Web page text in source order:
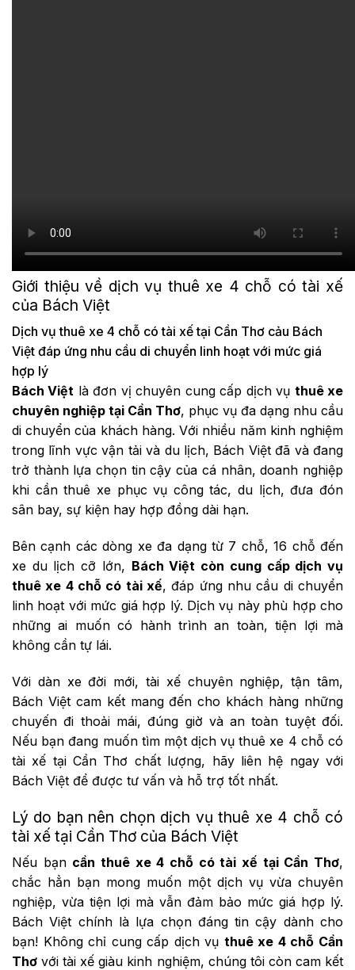
Giới thiệu về dịch vụ thuê xe 4 chỗ có tài xế
của Bách Việt
Dịch vụ thuê xe 4 chỗ có tài xế tại Cần Thơ cảu Bách
Việt đáp ứng nhu cầu di chuyển linh hoạt với mức giá
hợp lý
Bách Việt là đơn vị chuyên cung cấp dịch vụ thuê xe
chuyên nghiệp tại Cần Thơ, phục vụ đa dạng nhu cầu
di chuyển của khách hàng. Với nhiều năm kinh nghiệm
trong lĩnh vực vận tải và du lịch, Bách Việt đã và đang
trở thành lựa chọn tin cậy của cá nhân, doanh nghiệp
khi cần thuê xe phục vụ công tác, du lịch, đưa đón
sân bay, sự kiện hay hợp đồng dài hạn.
Bên cạnh các dòng xe đa dạng từ 7 chỗ, 16 chỗ đến
xe du lịch cỡ lớn, Bách Việt còn cung cấp dịch vụ
thuê xe 4 chỗ có tài xế, đáp ứng nhu cầu di chuyển
linh hoạt với mức giá hợp lý. Dịch vụ này phù hợp cho
những ai muốn có hành trình an toàn, tiện lợi mà
không cần tự lái.
Với dàn xe đời mới, tài xế chuyên nghiệp, tận tâm,
Bách Việt cam kết mang đến cho khách hàng những
chuyến đi thoải mái, đúng giờ và an toàn tuyệt đối.
Nếu bạn đang muốn tìm một dịch vụ thuê xe 4 chỗ có
tài xế tại Cần Thơ chất lượng, hãy liên hệ ngay với
Bách Việt để được tư vấn và hỗ trợ tốt nhất.
Lý do bạn nên chọn dịch vụ thuê xe 4 chỗ có
tài xế tại Cần Thơ của Bách Việt
Nếu bạn cần thuê xe 4 chỗ có tài xế tại Cần Thơ,
chắc hẳn bạn mong muốn một dịch vụ vừa chuyên
nghiệp, vừa tiện lợi mà vẫn đảm bảo mức giá hợp lý.
Bách Việt chính là lựa chọn đáng tin cậy dành cho
bạn! Không chỉ cung cấp dịch vụ thuê xe 4 chỗ Cần
Thơ với tài xế giàu kinh nghiệm, chúng tôi còn cam kết